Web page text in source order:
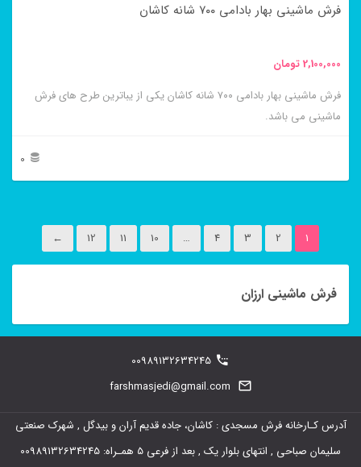
صفحه
انتخاب
شوند
فرش ماشینی بهار بادامی ۷۰۰ شانه کاشان
2,100,000تومان
فرش ماشینی بهار بادامی ۷۰۰ شانه کاشان یکی از یباترین طرح های فرش
ماشینی می باشد.
0
انواع
مختلفی
می
ممکن
است
1
2
3
4
…
10
11
12
←
فرش ماشینی ارزان
00989132634245
farshmasjedi@gmail.com
آدرس کـارخانه فرش مسجدی : کاشان، جاده قدیم آران و بیدگل , شهرک صنعتی
سلیمان صباحی , انتهای بلوار یک , بعد از فرعی 5 همـراه: 00989132634245